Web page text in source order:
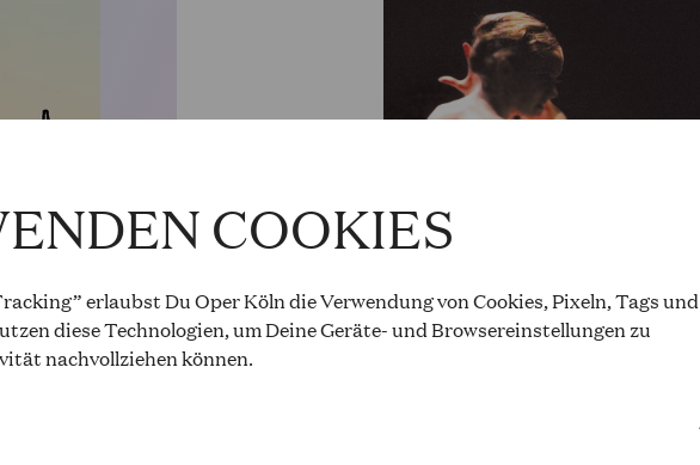
COOKIES
erlaubst Du Oper Köln die Verwendung von Cookies, Pixeln, Tags und
diese Technologien, um Deine Geräte- und Browsereinstellungen zu
nachvollziehen können.